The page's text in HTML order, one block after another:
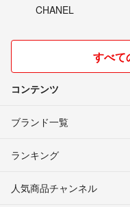
出品者 みなとや
早速のお返事ありがとうご
今、少し迷っているところ
購入に気持ちが傾き、まだ
いただきます。
返信ありがとうございます。
出品者 みなとや - 約8年前
CHANEL
すべて
コンテンツ
ブランド一覧
ランキング
人気商品チャンネル